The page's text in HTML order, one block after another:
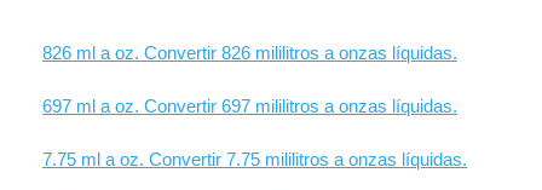
826 ml a oz. Convertir 826 mililitros a onzas líquidas.
697 ml a oz. Convertir 697 mililitros a onzas líquidas.
7.75 ml a oz. Convertir 7.75 mililitros a onzas líquidas.